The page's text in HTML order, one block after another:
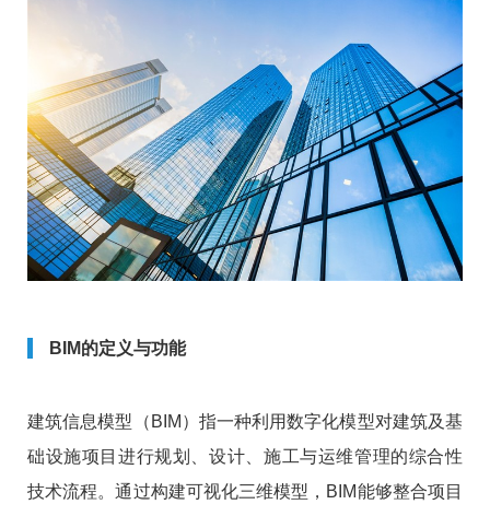
BIM的定义与功能
建筑信息模型（BIM）指一种利用数字化模型对建筑及基
础设施项目进行规划、设计、施工与运维管理的综合性
技术流程。通过构建可视化三维模型，BIM能够整合项目